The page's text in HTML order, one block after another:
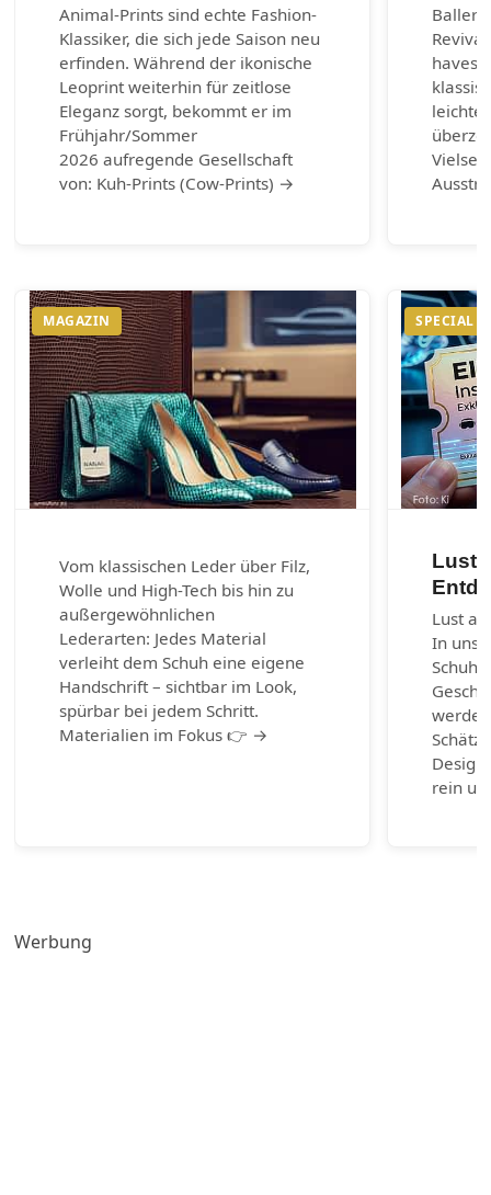
Animal-Prints sind echte Fashion-
Klassiker, die sich jede Saison neu
erfinden. Während der ikonische
Leoprint weiterhin für zeitlose
Eleganz sorgt, bekommt er im
Frühjahr/Sommer
2026 aufregende Gesellschaft
von: Kuh-Prints (Cow-Prints) →
haves
MAGAZIN
Vom klassischen Leder über Filz,
Wolle und High-Tech bis hin zu
außergewöhnlichen
Lederarten: Jedes Material
verleiht dem Schuh eine eigene
Handschrift – sichtbar im Look,
spürbar bei jedem Schritt.
Materialien im Fokus 👉 →
SPECIAL
Lust
Lust
In
rein
Werbung